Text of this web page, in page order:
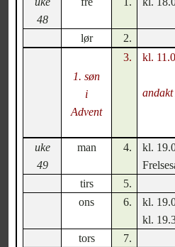
48
lør 2.
1. søn
i
Advent
3.
kl.
uke
49
man 4.
kl.
tirs
5.
ons
6. kl.
kl.
tors
7.